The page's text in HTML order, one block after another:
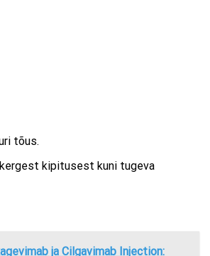
tõus.
kipitusest kuni tugeva
ja Cilgavimab Injection: